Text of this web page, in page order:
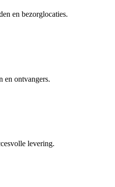
en bezorglocaties.
en ontvangers.
levering.